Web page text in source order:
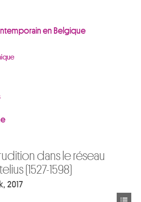
en Belgique
dans le réseau
(1527-1598)
2017